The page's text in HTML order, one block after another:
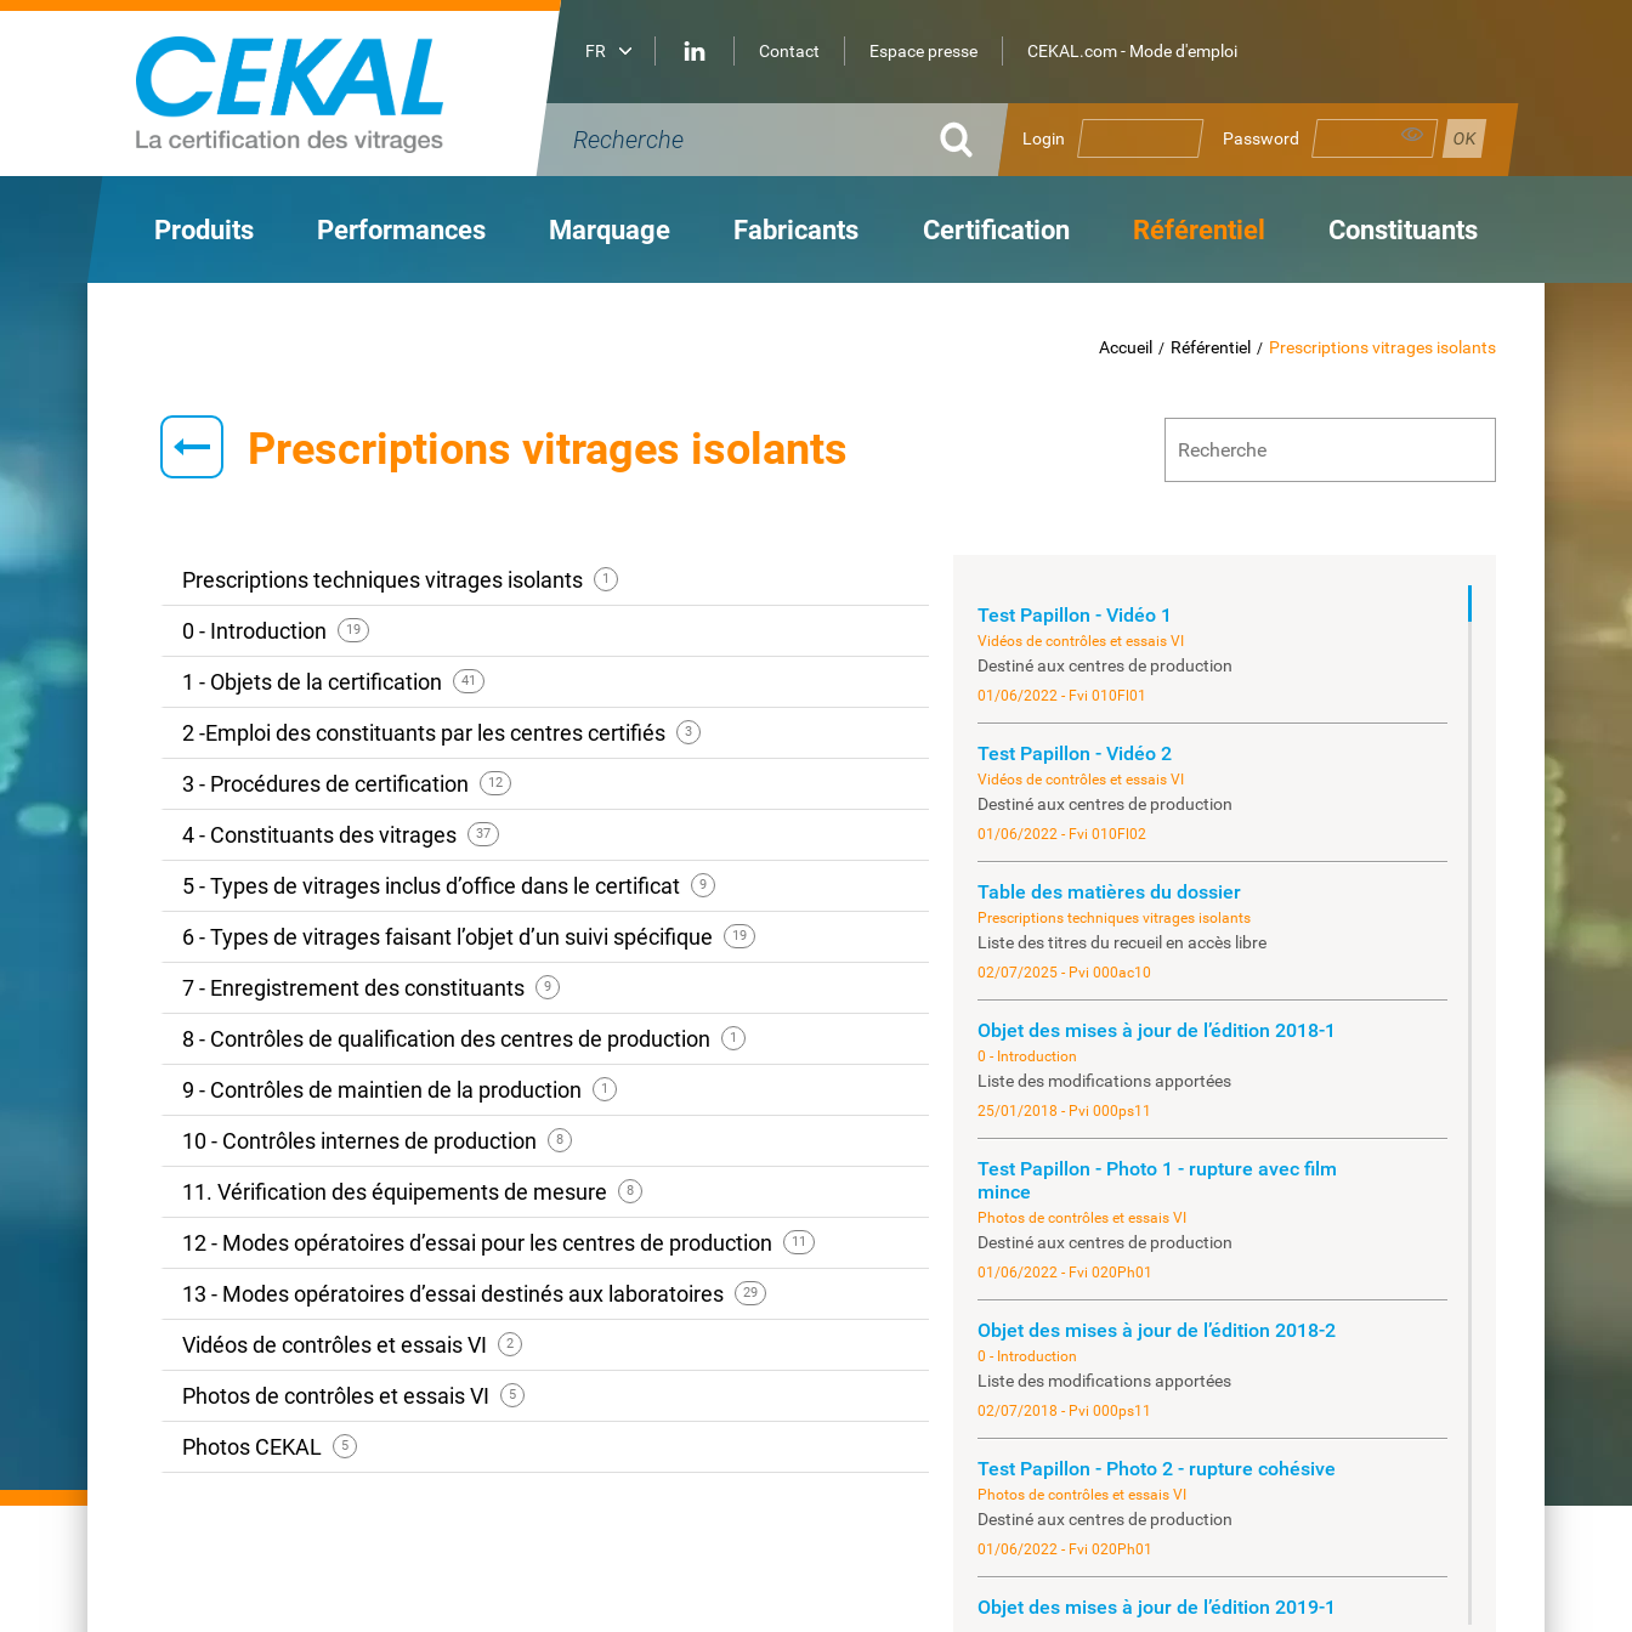
Contact Espace presse CEKAL.com - Mode d'emploi
Login Password
Produits Performances Marquage Fabricants Certification Référentiel Constituants
Accueil Référentiel Prescriptions vitrages isolants
Prescriptions vitrages isolants
Prescriptions techniques vitrages isolants 1
0 - Introduction 19
1 - Objets de la certification 41
2 -Emploi des constituants par les centres certifiés 3
3 - Procédures de certification 12
4 - Constituants des vitrages 37
5 - Types de vitrages inclus d’office dans le certificat 9
6 - Types de vitrages faisant l’objet d’un suivi spécifique 19
7 - Enregistrement des constituants 9
8 - Contrôles de qualification des centres de production 1
9 - Contrôles de maintien de la production 1
10 - Contrôles internes de production 8
11. Vérification des équipements de mesure 8
12 - Modes opératoires d’essai pour les centres de production 11
13 - Modes opératoires d’essai destinés aux laboratoires 29
Vidéos de contrôles et essais VI 2
Photos de contrôles et essais VI 5
Photos CEKAL 5
Test Papillon - Vidéo 1
Vidéos de contrôles et essais VI
Destiné aux centres de production
01/06/2022 - Fvi 010Fl01
Test Papillon - Vidéo 2
Vidéos de contrôles et essais VI
Destiné aux centres de production
01/06/2022 - Fvi 010Fl02
Table des matières du dossier
Prescriptions techniques vitrages isolants
Liste des titres du recueil en accès libre
02/07/2025 - Pvi 000ac10
Objet des mises à jour de l’édition 2018-1
0 - Introduction
Liste des modifications apportées
25/01/2018 - Pvi 000ps11
Test Papillon - Photo 1 - rupture avec film
mince
Photos de contrôles et essais VI
Destiné aux centres de production
01/06/2022 - Fvi 020Ph01
Objet des mises à jour de l’édition 2018-2
0 - Introduction
Liste des modifications apportées
02/07/2018 - Pvi 000ps11
Test Papillon - Photo 2 - rupture cohésive
Photos de contrôles et essais VI
Destiné aux centres de production
01/06/2022 - Fvi 020Ph01
Objet des mises à jour de l’édition 2019-1